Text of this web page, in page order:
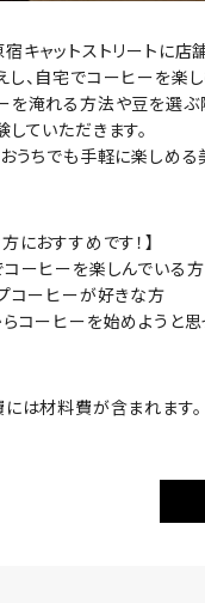
宿キャットストリートに
し、自宅でコーヒーを楽
を淹れる方法や豆を選ぶ
していただきます。
おうちでも手軽に楽しめ
におすすめです！】
コーヒーを楽しんでいる方
プコーヒーが好きな方
らコーヒーを始めようと
は材料費が含まれます。